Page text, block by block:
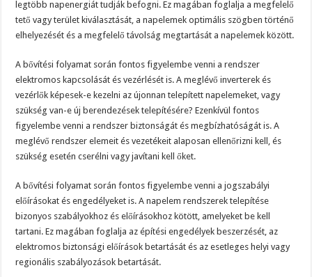
legtöbb napenergiát tudják befogni. Ez magában foglalja a megfelelő
tető vagy terület kiválasztását, a napelemek optimális szögben történő
elhelyezését és a megfelelő távolság megtartását a napelemek között.
A bővítési folyamat során fontos figyelembe venni a rendszer
elektromos kapcsolását és vezérlését is. A meglévő inverterek és
vezérlők képesek-e kezelni az újonnan telepített napelemeket, vagy
szükség van-e új berendezések telepítésére? Ezenkívül fontos
figyelembe venni a rendszer biztonságát és megbízhatóságát is. A
meglévő rendszer elemeit és vezetékeit alaposan ellenőrizni kell, és
szükség esetén cserélni vagy javítani kell őket.
A bővítési folyamat során fontos figyelembe venni a jogszabályi
előírásokat és engedélyeket is. A napelem rendszerek telepítése
bizonyos szabályokhoz és előírásokhoz kötött, amelyeket be kell
tartani. Ez magában foglalja az építési engedélyek beszerzését, az
elektromos biztonsági előírások betartását és az esetleges helyi vagy
regionális szabályozások betartását.